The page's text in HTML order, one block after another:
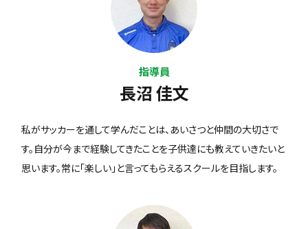
指導員
長沼 佳文
私がサッカーを通して学んだことは、あいさつと仲間の大切さで
す。自分が今まで経験してきたことを子供達にも教えていきたいと
思います。常に「楽しい」と言ってもらえるスクールを目指します。